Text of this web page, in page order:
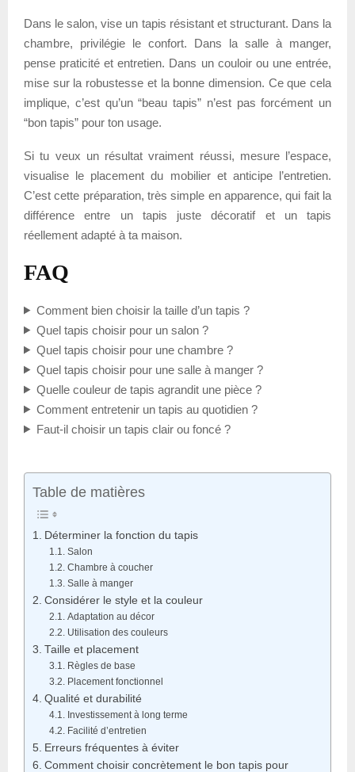
Dans le salon, vise un tapis résistant et structurant. Dans la
chambre, privilégie le confort. Dans la salle à manger,
pense praticité et entretien. Dans un couloir ou une entrée,
mise sur la robustesse et la bonne dimension. Ce que cela
implique, c’est qu’un “beau tapis” n’est pas forcément un
“bon tapis” pour ton usage.
Si tu veux un résultat vraiment réussi, mesure l’espace,
visualise le placement du mobilier et anticipe l’entretien.
C’est cette préparation, très simple en apparence, qui fait la
différence entre un tapis juste décoratif et un tapis
réellement adapté à ta maison.
FAQ
Comment bien choisir la taille d’un tapis ?
Quel tapis choisir pour un salon ?
Quel tapis choisir pour une chambre ?
Quel tapis choisir pour une salle à manger ?
Quelle couleur de tapis agrandit une pièce ?
Comment entretenir un tapis au quotidien ?
Faut-il choisir un tapis clair ou foncé ?
Table de matières
Déterminer la fonction du tapis
Salon
Chambre à coucher
Salle à manger
Considérer le style et la couleur
Adaptation au décor
Utilisation des couleurs
Taille et placement
Règles de base
Placement fonctionnel
Qualité et durabilité
Investissement à long terme
Facilité d’entretien
Erreurs fréquentes à éviter
Comment choisir concrètement le bon tapis pour